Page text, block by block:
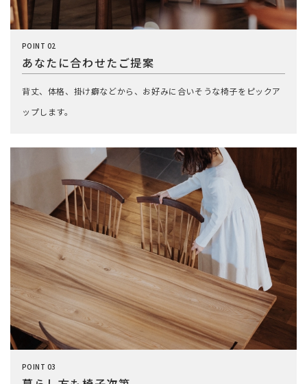
POINT 02
あなたに合わせたご提案
背丈、体格、掛け癖などから、お好みに合いそうな椅子をピックア
ップします。
POINT 03